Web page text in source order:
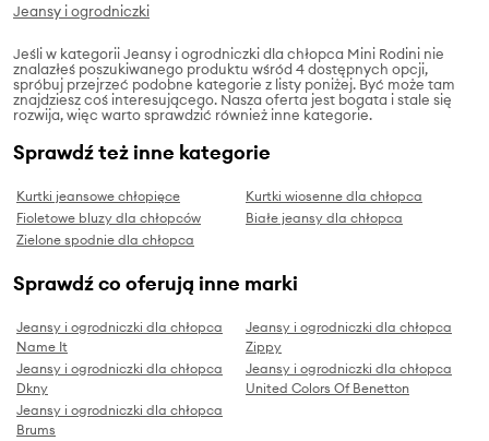
Jeansy i ogrodniczki
Jeśli w kategorii Jeansy i ogrodniczki dla chłopca Mini Rodini nie
znalazłeś poszukiwanego produktu wśród 4 dostępnych opcji,
spróbuj przejrzeć podobne kategorie z listy poniżej. Być może tam
znajdziesz coś interesującego. Nasza oferta jest bogata i stale się
rozwija, więc warto sprawdzić również inne kategorie.
Sprawdź też inne kategorie
Kurtki jeansowe chłopięce
Kurtki wiosenne dla chłopca
Fioletowe bluzy dla chłopców
Białe jeansy dla chłopca
Zielone spodnie dla chłopca
Sprawdź co oferują inne marki
Jeansy i ogrodniczki dla chłopca
Name It
Jeansy i ogrodniczki dla chłopca
Zippy
Jeansy i ogrodniczki dla chłopca
Dkny
Jeansy i ogrodniczki dla chłopca
United Colors Of Benetton
Jeansy i ogrodniczki dla chłopca
Brums